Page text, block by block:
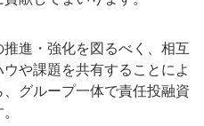
進・強化を図るべく、相互
や課題を共有することによ
グループ一体で責任投融資